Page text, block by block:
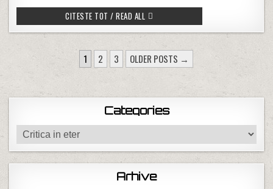
CITESTE TOT / READ ALL “FELICITARI” PENTRU ACTA
POSTS PAGINATION
1 2 3 OLDER POSTS →
Categories
Categories
Arhive